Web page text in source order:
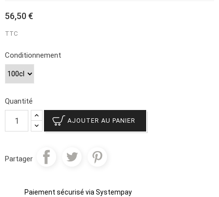
56,50 €
TTC
Conditionnement
Quantité
AJOUTER AU PANIER
Partager
Paiement sécurisé via Systempay